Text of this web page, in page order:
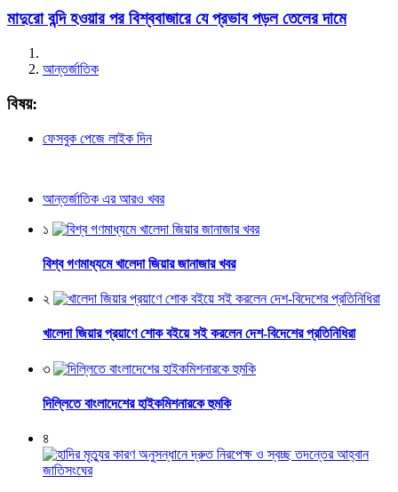
মাদুরো বন্দি হওয়ার পর বিশ্ববাজারে যে প্রভাব পড়ল তেলের দামে
আন্তর্জাতিক
বিষয়:
ফেসবুক পেজে লাইক দিন
আন্তর্জাতিক এর আরও খবর
১
বিশ্ব গণমাধ্যমে খালেদা জিয়ার জানাজার খবর
২
খালেদা জিয়ার প্রয়াণে শোক বইয়ে সই করলেন দেশ-বিদেশের প্রতিনিধিরা
৩
দিল্লিতে বাংলাদেশের হাইকমিশনারকে হুমকি
৪